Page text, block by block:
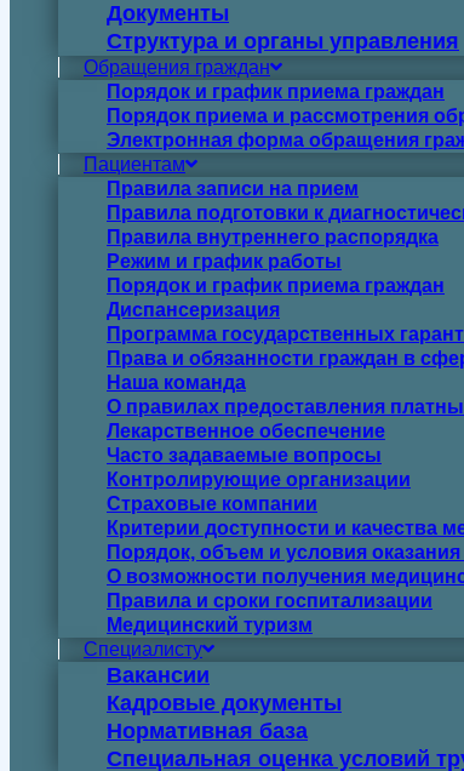
Документы
Структура и органы управления
Обращения граждан
Порядок и график приема граждан
Порядок приема и рассмотрения
Электронная форма обращения
Пациентам
Правила записи на прием
Правила подготовки к
Правила внутреннего распорядка
Режим и график работы
Порядок и график приема граждан
Диспансеризация
Программа государственных
Права и обязанности граждан в
Наша команда
О правилах предоставления
Лекарственное обеспечение
Часто задаваемые вопросы
Контролирующие организации
Страховые компании
Критерии доступности и качества
Порядок, объем и условия
О возможности получения
Правила и сроки госпитализации
Медицинский туризм
Специалисту
Вакансии
Кадровые документы
Нормативная база
Специальная оценка условий